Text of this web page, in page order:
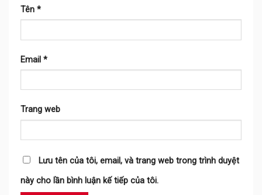
Tên *
Email *
Trang web
Lưu tên của tôi, email, và trang web trong trình duyệt
này cho lần bình luận kế tiếp của tôi.